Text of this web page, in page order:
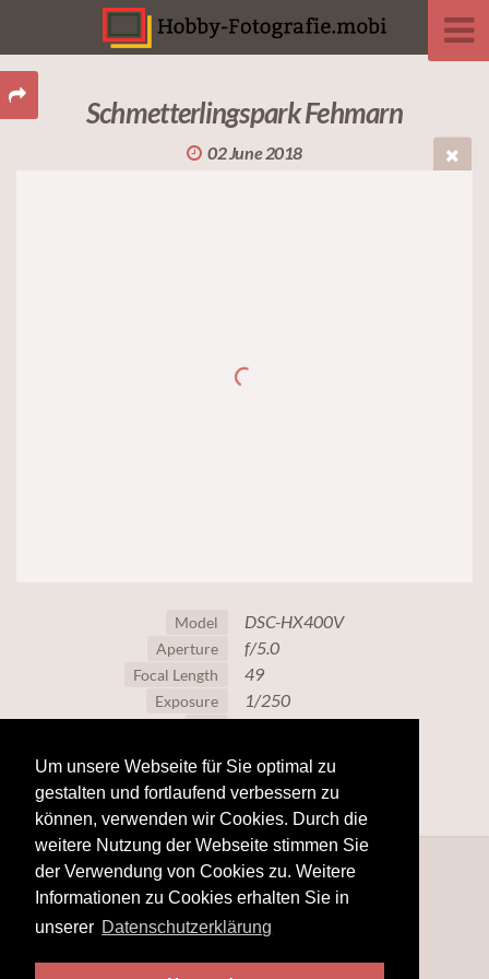
Um unsere Webseite für Sie optimal zu
gestalten und fortlaufend verbessern zu
können, verwenden wir Cookies. Durch die
weitere Nutzung der Webseite stimmen Sie
der Verwendung von Cookies zu. Weitere
Informationen zu Cookies erhalten Sie in
unserer Datenschutzerklärung
Schmetterlingspark Fehmarn
02 June 2018
Model DSC-HX400V
Aperture f/5.0
Focal Length 49
Exposure 1/250
320